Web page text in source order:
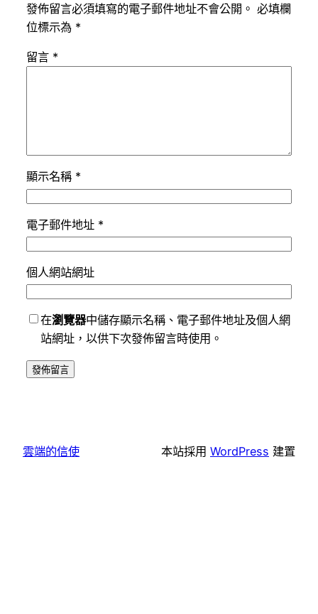
發佈留言必須填寫的電子郵件地址不會公開。 必填欄
位標示為 *
留言 *
顯示名稱 *
電子郵件地址 *
個人網站網址
在瀏覽器中儲存顯示名稱、電子郵件地址及個人網
站網址，以供下次發佈留言時使用。
雲端的信使 本站採用 WordPress 建置